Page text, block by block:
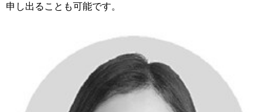
申し出ることも可能です。